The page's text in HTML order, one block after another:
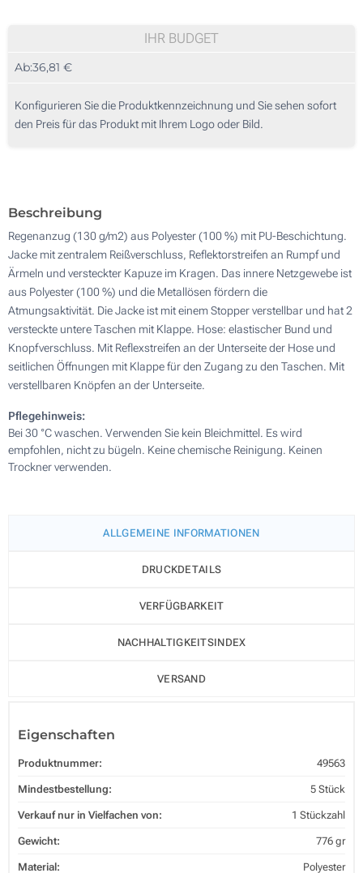
3 Farbig (Auf einer Seite)
IHR BUDGET
Ab:36,81 €
Konfigurieren Sie die Produktkennzeichnung und Sie sehen sofort
den Preis für das Produkt mit Ihrem Logo oder Bild.
Beschreibung
Regenanzug (130 g/m2) aus Polyester (100 %) mit PU-Beschichtung.
Jacke mit zentralem Reißverschluss, Reflektorstreifen an Rumpf und
Ärmeln und versteckter Kapuze im Kragen. Das innere Netzgewebe ist
aus Polyester (100 %) und die Metallösen fördern die
Atmungsaktivität. Die Jacke ist mit einem Stopper verstellbar und hat 2
versteckte untere Taschen mit Klappe. Hose: elastischer Bund und
Knopfverschluss. Mit Reflexstreifen an der Unterseite der Hose und
seitlichen Öffnungen mit Klappe für den Zugang zu den Taschen. Mit
verstellbaren Knöpfen an der Unterseite.
Pflegehinweis:
Bei 30 °C waschen. Verwenden Sie kein Bleichmittel. Es wird
empfohlen, nicht zu bügeln. Keine chemische Reinigung. Keinen
Trockner verwenden.
ALLGEMEINE INFORMATIONEN
DRUCKDETAILS
VERFÜGBARKEIT
NACHHALTIGKEITSINDEX
VERSAND
Eigenschaften
Produktnummer: 49563
Mindestbestellung: 5 Stück
Verkauf nur in Vielfachen von: 1 Stückzahl
Gewicht: 776 gr
Material: Polyester